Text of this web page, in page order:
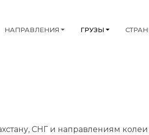
НАПРАВЛЕНИЯ ГРУЗЫ
СНГ и направлениям колеи